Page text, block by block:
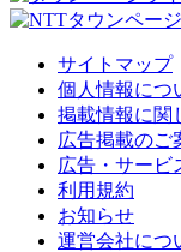
サイトマップ
個人情報につ
掲載情報に関
広告掲載のご
広告・サービ
利用規約
お知らせ
運営会社につ